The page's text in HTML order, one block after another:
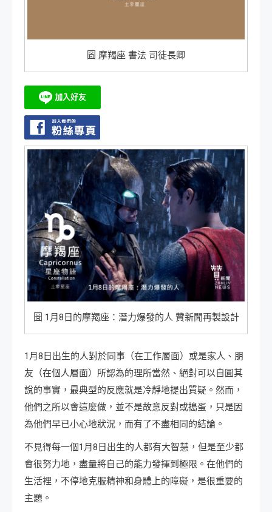
圖 摩羯座 書法 司徒長卿
圖 1月8日的摩羯座：潛力爆發的人 贊新聞再製設計
1月8日出生的人對於同事（在工作層面）或是家人、朋
友（在個人層面）所認為的理所當然、絕對可以自圓其
說的事實，最典型的反應就是冷靜地提出質疑。然而，
他們之所以會這麼做，並不是故意反對或搗蛋，只是因
為他們早已小心地狀況，而有了不盡相同的結論。
不見得每一個1月8日出生的人都有大智慧，但是至少都
會很努力地，盡量將自己的能力發揮到極限。在他們的
生活裡，不停地克服精神和身體上的障礙，是很重要的
主題。